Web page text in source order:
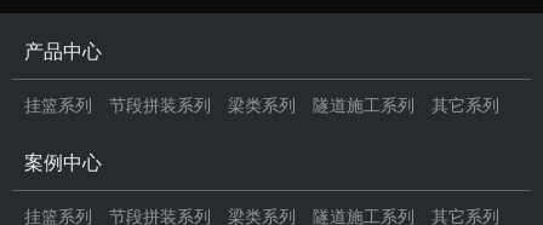
产品中心
挂篮系列 节段拼装系列 梁类系列 隧道施工系列 其它系列
案例中心
挂篮系列 节段拼装系列 梁类系列 隧道施工系列 其它系列